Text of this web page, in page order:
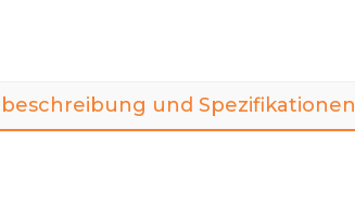
und Spezifikationen